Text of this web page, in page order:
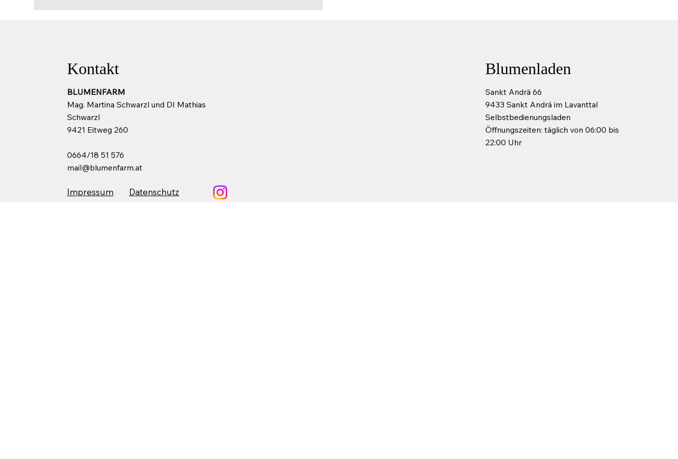
Kontakt
BLUMENFARM
Mag. Martina Schwarzl und DI Mathias
Schwarzl
9421 Eitweg 260
0664/18 51 576
mail@blumenfarm.at
Impressum Datenschutz
Blumenladen
Sankt Andrä 66
9433 Sankt Andrä im Lavanttal
Selbstbedienungsladen
Öffnungszeiten: täglich von 06:00 bis
22:00 Uhr